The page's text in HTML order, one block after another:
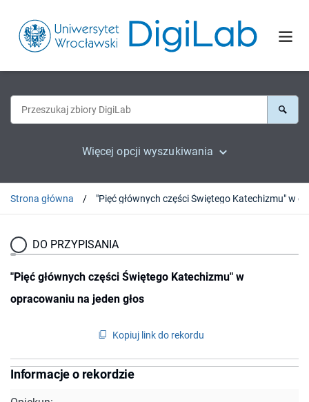
Więcej opcji wyszukiwania
Strona główna
DO PRZYPISANIA
"Pięć głównych części Świętego Katechizmu" w
opracowaniu na jeden głos
Kopiuj link do rekordu
Informacje o rekordzie